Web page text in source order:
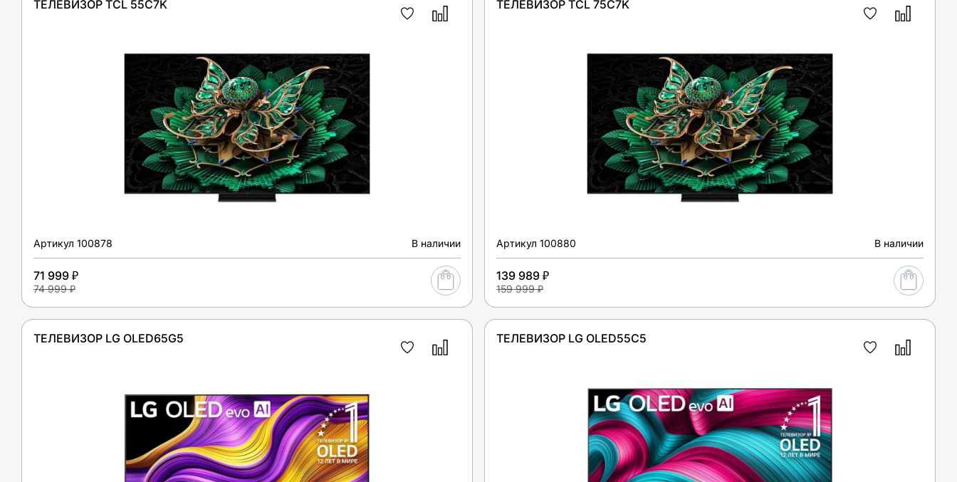
ТЕЛЕВИЗОР TCL 55C7K
Артикул 100878 В наличии
71 999 ₽
74 999 ₽
ТЕЛЕВИЗОР TCL 75C7K
Артикул 100880 В наличии
139 989 ₽
159 999 ₽
ТЕЛЕВИЗОР LG OLED65G5 ТЕЛЕВИЗОР LG OLED55C5